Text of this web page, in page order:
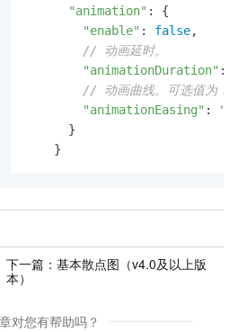
"animation" : {
"enable" : false,
// 动画延时。
"animationDuration" :
// 动画曲线。可选值为
"animationEasing" :
      }
    }
下一篇： 基本散点图（v4.0及以上版
本）
对您有帮助吗？